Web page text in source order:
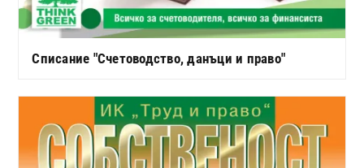
Списание "Счетоводство, данъци и право"